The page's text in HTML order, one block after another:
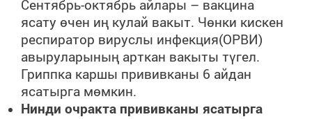
Сентябрь-октябрь айлары – вакцина
ясату өчен иң кулай вакыт. Чөнки кискен
респиратор вируслы инфекция(ОРВИ)
авыруларының арткан вакыты түгел.
Гриппка каршы прививканы 6 айдан
ясатырга мөмкин.
Нинди очракта прививканы ясатырга